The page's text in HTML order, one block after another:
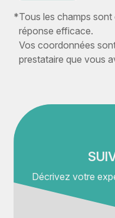
*Tous les champs
réponse efficace.
Vos coordonnées
prestataire que vous
Décrivez votre